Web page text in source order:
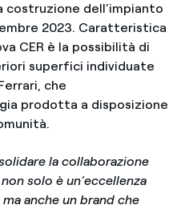
costruzione dell’impianto
2023. Caratteristica
CER è la possibilità di
superfici individuate
che
prodotta a disposizione
la collaborazione
solo è un’eccellenza
anche un brand che